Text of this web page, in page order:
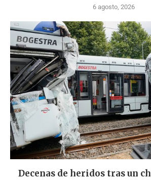
6 agosto, 2026
Decenas de heridos tras un